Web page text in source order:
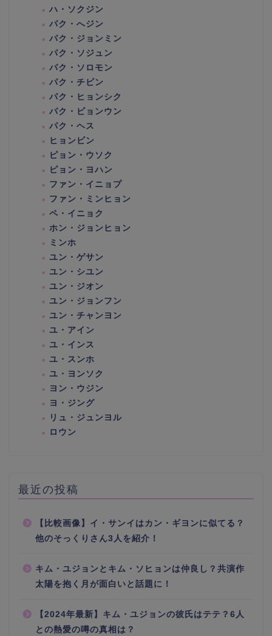
ハ・ソクジン
パク・へジン
パク・ジョンミン
パク・ソジュン
パク・ソロモン
パク・チビン
パク・ヒョンシク
パク・ビョンウン
パク・ヘス
ヒョンビン
ピョン・ウソク
ピョン・ヨハン
ファン・イニョプ
ファン・ミンヒョン
ペ・イニョク
ホン・ジョンヒョン
ミンホ
ユン・ゲサン
ユン・シユン
ユン・ジオン
ユン・ジョンフン
ユン・チャンヨン
ユ・アイン
ユ・インス
ユ・スンホ
ユ・ヨンソク
ヨン・ウジン
ヨ・ジング
リュ・ジュンヨル
ロウン
最近の投稿
【比較画像】イ・サンイはカン・ギヨンに似てる？
他のそっくりさん3人を紹介！
キム・ユジョンとキム・ソヒョンは仲良し？共演作
太陽を抱く月が面白いと話題に！
【2024年最新】キム・ユジョンの彼氏はテテ？6人
との熱愛の噂の真相は？